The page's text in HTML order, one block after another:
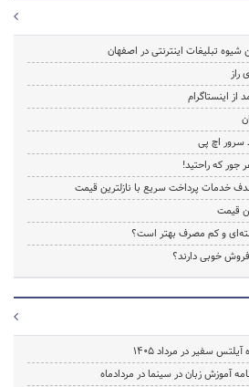
تبلیغات اینترنتی در اصفهان
راز
اینستاگرام
جور که راحتید!
خدمات پرداخت سریع با نازلترین قیمت
قیمت
و کم مصرف بهتر است؟
خوبی دارند؟
سفیر در مرداد 1405
آموزش زبان در سینما در مردادماه